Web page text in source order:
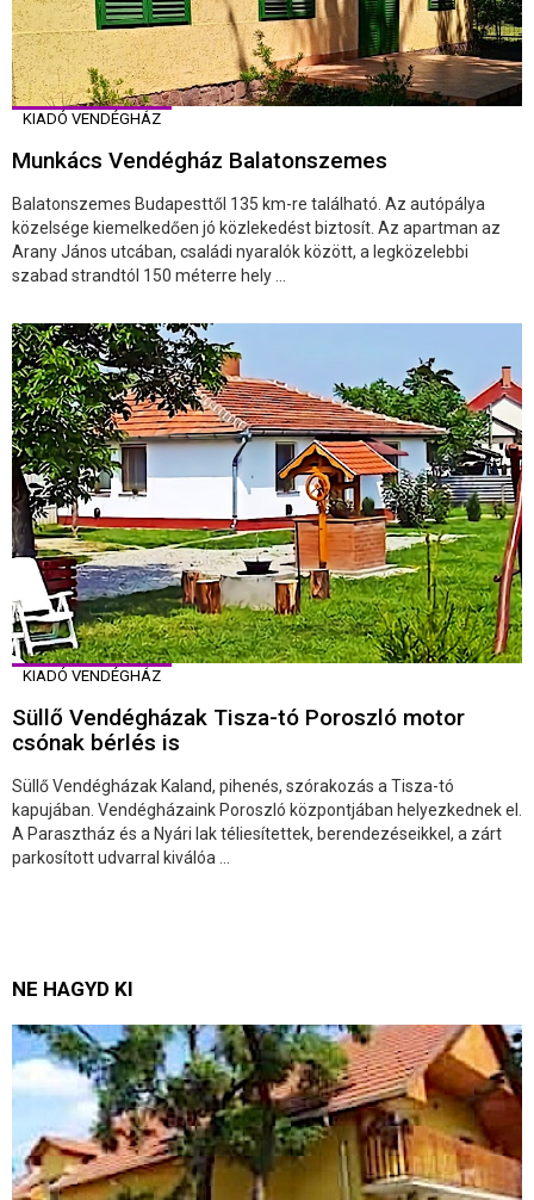
KIADÓ VENDÉGHÁZ
Munkács Vendégház Balatonszemes
Balatonszemes Budapesttől 135 km-re található. Az autópálya
közelsége kiemelkedően jó közlekedést biztosít. Az apartman az
Arany János utcában, családi nyaralók között, a legközelebbi
szabad strandtól 150 méterre hely ...
KIADÓ VENDÉGHÁZ
Süllő Vendégházak Tisza-tó Poroszló motor
csónak bérlés is
Süllő Vendégházak Kaland, pihenés, szórakozás a Tisza-tó
kapujában. Vendégházaink Poroszló központjában helyezkednek el.
A Parasztház és a Nyári lak téliesítettek, berendezéseikkel, a zárt
parkosított udvarral kiválóa ...
NE HAGYD KI